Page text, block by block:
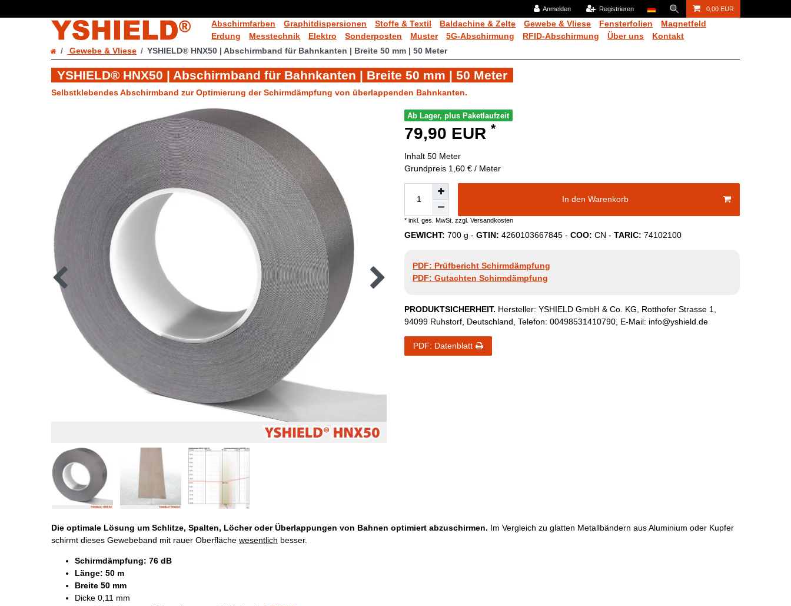
Anmelden Registrieren 0,00 EUR
Abschirmfarben Graphitdispersionen Stoffe & Textil Baldachine & Zelte Gewebe & Vliese Fensterfolien
Magnetfeld
Erdung
Messtechnik Elektro Sonderposten Muster 5G-Abschirmung RFID-Abschirmung Über uns
Kontakt
Gewebe & Vliese
YSHIELD® HNX50 | Abschirmband für Bahnkanten | Breite 50 mm | 50 Meter
YSHIELD® HNX50 | Abschirmband für Bahnkanten | Breite 50 mm | 50 Meter
Selbstklebendes Abschirmband zur Optimierung der Schirmdämpfung von überlappenden Bahnkanten.
Ab Lager, plus Paketlaufzeit
79,90 EUR *
Inhalt 50 Meter
Grundpreis 1,60 € / Meter
In den Warenkorb
* inkl. ges. MwSt. zzgl. Versandkosten
GEWICHT: 700 g - GTIN: 4260103667845 - COO: CN - TARIC: 74102100
PDF: Prüfbericht Schirmdämpfung
PDF: Gutachten Schirmdämpfung
PRODUKTSICHERHEIT. Hersteller: YSHIELD GmbH & Co. KG Rotthofer Strasse 1
94099 Ruhstorf Deutschland , Telefon: 00498531410790 , E-Mail: info@yshield.de
PDF: Datenblatt
Die optimale Lösung um Schlitze, Spalten, Löcher oder Überlappungen von Bahnen optimiert abzuschirmen. Im Vergleich zu glatten Metallbändern aus Aluminium oder Kupfer
schirmt dieses Gewebeband mit rauer Oberfläche wesentlich besser.
Schirmdämpfung: 76 dB
Länge: 50 m
Breite 50 mm
Dicke 0,11 mm